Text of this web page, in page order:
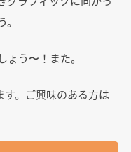
う〜！また。
。ご興味のある方は